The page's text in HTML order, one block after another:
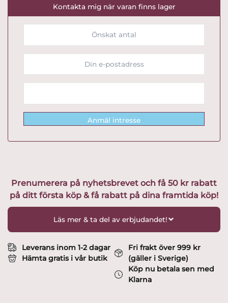
Kontakta mig när varan finns lager
Anmäl intresse
Prenumerera på nyhetsbrevet och få 50 kr rabatt
på ditt första köp & få rabatt på dina framtida köp!
Läs mer & ta del av erbjudandet!
Leverans inom 1-2 dagar
Hämta gratis i vår butik
Fri frakt över 999 kr
(gäller i Sverige)
Köp nu betala sen med
Klarna